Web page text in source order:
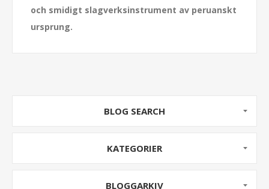
och smidigt slagverksinstrument av peruanskt
ursprung.
BLOG SEARCH
KATEGORIER
BLOGGARKIV